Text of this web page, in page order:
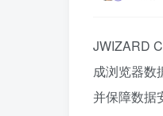
JWIZARD
成浏览器数
并保障数据